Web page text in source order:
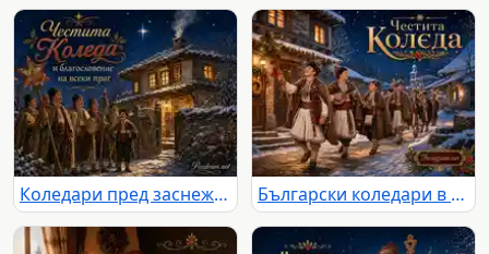
Коледари пред заснежена селска къща под звездно небе Български коледари в заснежено село с надпис „Честита Коледа“